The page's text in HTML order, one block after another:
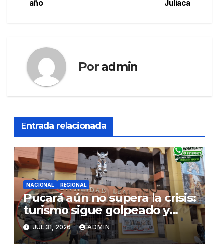
Juliaca
año
Por admin
Entrada relacionada
NACIONAL REGIONAL
Pucará aún no supera la crisis:
turismo sigue golpeado y
alcaldesa exige al nuevo
Gobierno fondos para obras
JUL 31, 2026 ADMIN